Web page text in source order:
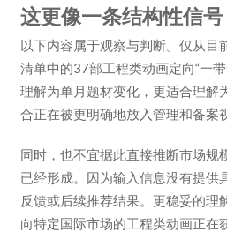
这更像一条结构性信号
以下内容属于观察与判断。仅从目
清单中的37部工程类动画定向“一
理解为单月题材变化，更适合理解
合正在被更明确地放入管理和备案
同时，也不宜据此直接推断市场规
已经形成。因为输入信息没有提供
反馈或后续推荐结果。更稳妥的理
向特定国际市场的工程类动画正在